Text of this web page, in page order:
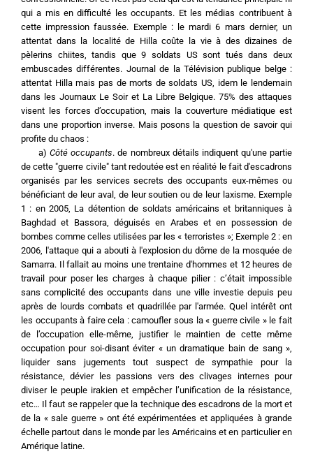
qui a mis en difficulté les occupants. Et les médias contribuent à
cette impression faussée. Exemple : le mardi 6 mars dernier, un
attentat dans la localité de Hilla coûte la vie à des dizaines de
pèlerins chiites, tandis que 9 soldats US sont tués dans deux
embuscades différentes. Journal de la Télévision publique belge :
attentat Hilla mais pas de morts de soldats US, idem le lendemain
dans les Journaux Le Soir et La Libre Belgique. 75% des attaques
visent les forces d’occupation, mais la couverture médiatique est
dans une proportion inverse. Mais posons la question de savoir qui
profite du chaos :
	a)
Côté occupants. de nombreux détails indiquent qu'une partie
de cette "guerre civile" tant redoutée est en réalité le fait d'escadrons
organisés par les services secrets des occupants eux-mêmes ou
bénéficiant de leur aval, de leur soutien ou de leur laxisme. Exemple
1 : en 2005, La détention de soldats américains et britanniques à
Baghdad et Bassora, déguisés en Arabes et en possession de
bombes comme celles utilisées par les « terroristes »; Exemple 2 : en
2006, l'attaque qui a abouti à l'explosion du dôme de la mosquée de
Samarra. Il fallait au moins une trentaine d'hommes et 12 heures de
travail pour poser les charges à chaque pilier : c’était impossible
sans complicité des occupants dans une ville investie depuis peu
après de lourds combats et quadrillée par l'armée. Quel intérêt ont
les occupants à faire cela : camoufler sous la « guerre civile » le fait
de l’occupation elle-même, justifier le maintien de cette même
occupation pour soi-disant éviter « un dramatique bain de sang »,
liquider sans jugements tout suspect de sympathie pour la
résistance, dévier les passions vers des clivages internes pour
diviser le peuple irakien et empêcher l’unification de la résistance,
etc… Il faut se rappeler que la technique des escadrons de la mort et
de la « sale guerre » ont été expérimentées et appliquées à grande
échelle partout dans le monde par les Américains et en particulier en
Amérique latine.